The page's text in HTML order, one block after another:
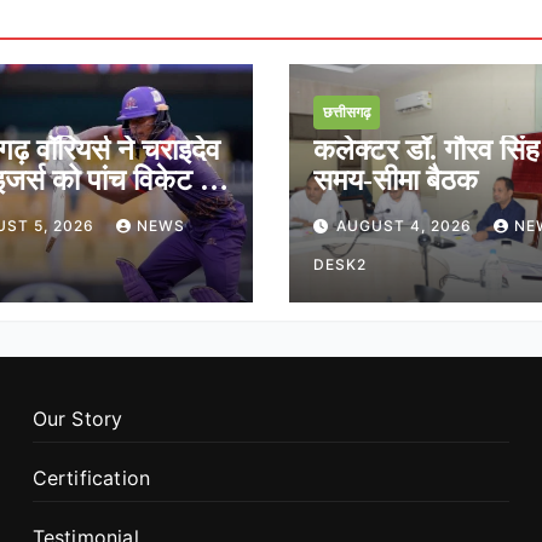
वॉरियर्स ने चराइदेव
को पांच विकेट से
5, 2026 NEWS
छत्तीसगढ़
कलेक्टर डॉ. गौरव
समय-सीमा बैठक
AUGUST 4, 2026
DESK2
Our Story
Certification